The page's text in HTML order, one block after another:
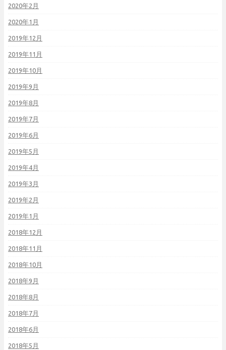
2020年2月
2020年1月
2019年12月
2019年11月
2019年10月
2019年9月
2019年8月
2019年7月
2019年6月
2019年5月
2019年4月
2019年3月
2019年2月
2019年1月
2018年12月
2018年11月
2018年10月
2018年9月
2018年8月
2018年7月
2018年6月
2018年5月